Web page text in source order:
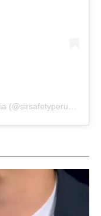
Un post condiviso da Sir Safety Perugia (@sirsafetyperugia)